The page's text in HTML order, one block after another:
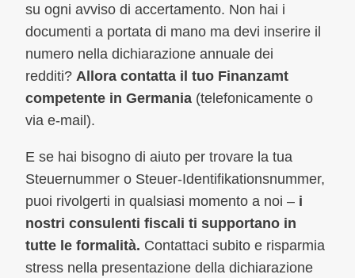
su ogni avviso di accertamento. Non hai i
documenti a portata di mano ma devi inserire il
numero nella dichiarazione annuale dei
redditi? Allora contatta il tuo Finanzamt
competente in Germania (telefonicamente o
via e-mail).
E se hai bisogno di aiuto per trovare la tua
Steuernummer o Steuer-Identifikationsnummer,
puoi rivolgerti in qualsiasi momento a noi – i
nostri consulenti fiscali ti supportano in
tutte le formalità. Contattaci subito e risparmia
stress nella presentazione della dichiarazione